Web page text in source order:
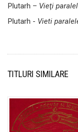
Plutarh – Vieţi
Plutarh - Vieti
TITLURI SIMILARE